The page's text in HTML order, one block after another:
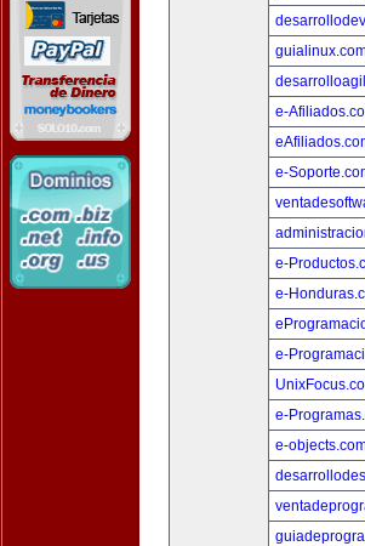
e-
e-
e-
e-
e-
e-
e-